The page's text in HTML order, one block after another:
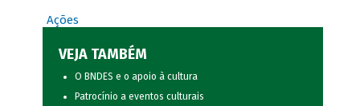
Ações
VEJA TAMBÉM
O BNDES e o apoio à cultura
Patrocínio a eventos culturais